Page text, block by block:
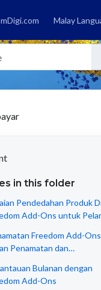
Malay
in this folder
Pendedahan Produk
Add-Ons untuk
Freedom Add-
Penamatan dan
Bulanan dengan
Add-Ons